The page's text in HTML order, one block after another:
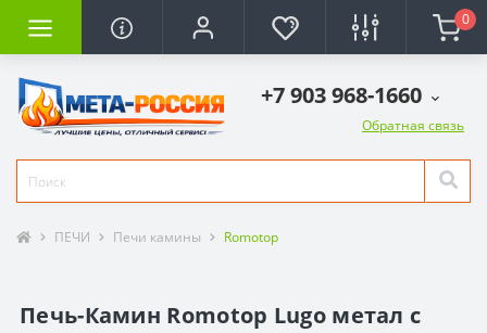
0
+7 903 968-1660
Обратная связь
ПЕЧИ Печи камины Romotop
Печь-Камин Romotop Lugo метал с